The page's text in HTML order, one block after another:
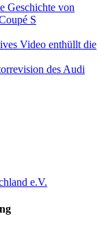
Geschichte von
S
Video enthüllt die
des Audi